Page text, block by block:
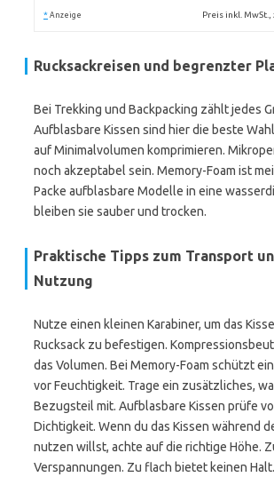
* Anzeige Preis inkl.
Rucksackreisen und begrenzter
Bei Trekking und Backpacking zählt jedes
Aufblasbare Kissen sind hier die beste
auf Minimalvolumen komprimieren.
noch akzeptabel sein. Memory-Foam ist
Packe aufblasbare Modelle in eine
bleiben sie sauber und trocken.
Praktische Tipps zum Transport
Nutzung
Nutze einen kleinen Karabiner, um das
Rucksack zu befestigen.
das Volumen. Bei Memory-Foam schützt
vor Feuchtigkeit. Trage ein zusätzliches,
Bezugsteil mit. Aufblasbare Kissen prüfe
Dichtigkeit. Wenn du das Kissen während
nutzen willst, achte auf die richtige Höhe.
Verspannungen. Zu flach bietet keinen Halt.